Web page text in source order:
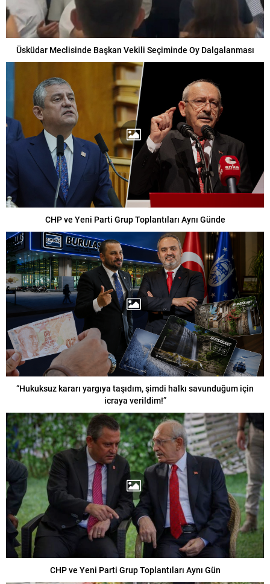
Üsküdar Meclisinde Başkan Vekili Seçiminde Oy Dalgalanması
CHP ve Yeni Parti Grup Toplantıları Aynı Günde
“Hukuksuz kararı yargıya taşıdım, şimdi halkı savunduğum için
icraya verildim!”
CHP ve Yeni Parti Grup Toplantıları Aynı Gün